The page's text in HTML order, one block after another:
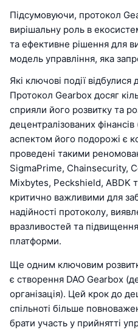
Підсумовуючи, протокол
вирішальну роль в
та ефективне рішення для
модель управління, яка
Які ключові події
Протокол Gearbox досяг
сприяли його розвитку та
децентралізованих
аспектом його подорожі є
проведені такими
SigmaPrime, Chainsecurity,
Mixbytes, Peckshield, ABDK
критично важливими для
надійності протоколу,
вразливостей та
платформи.
Ще одним ключовим
є створення DAO Gearbox
організація). Цей крок до
спільноті більше
брати участь у прийнятті